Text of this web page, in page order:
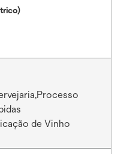
de Vinho